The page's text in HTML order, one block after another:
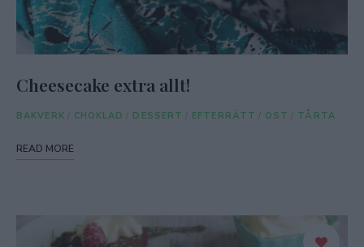
Cheesecake extra allt!
BAKVERK / CHOKLAD / DESSERT / EFTERRÄTT / OST / TÅRTA
READ MORE